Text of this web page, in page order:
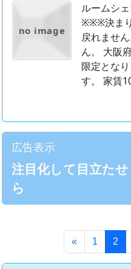
no image
ルームシ
※※※決ま
戻れませ
ん。 大阪
限定とな
す。 家賃
広告表示
注目化して目立た
ら
« 1 2(こ